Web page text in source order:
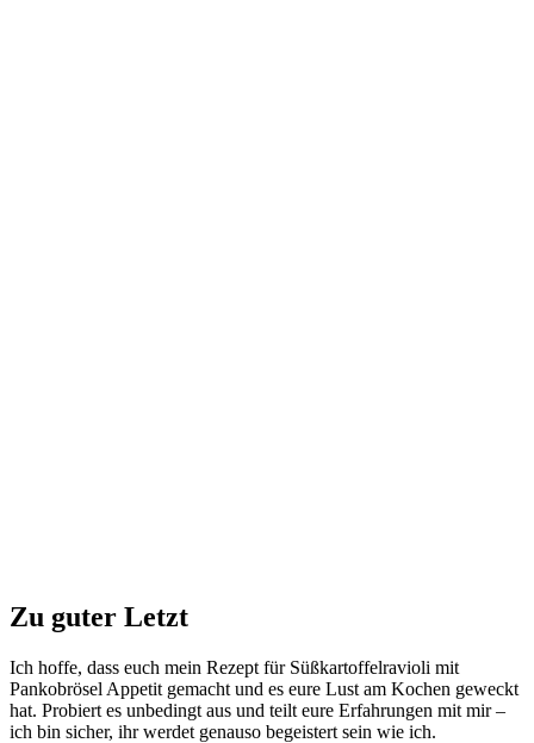
Zu guter Letzt
Ich hoffe, dass euch mein Rezept für Süßkartoffelravioli mit
Pankobrösel Appetit gemacht und es eure Lust am Kochen geweckt
hat. Probiert es unbedingt aus und teilt eure Erfahrungen mit mir –
ich bin sicher, ihr werdet genauso begeistert sein wie ich.